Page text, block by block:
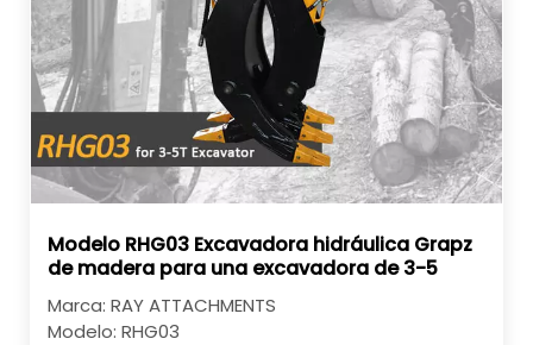
Modelo RHG03 Excavadora hidráulica Grapz
de madera para una excavadora de 3-5
Marca: RAY ATTACHMENTS
Modelo: RHG03